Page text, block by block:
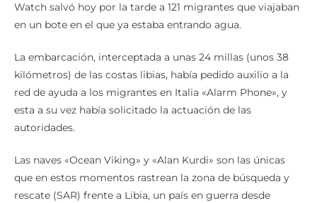
Watch salvó hoy por la tarde a 121 migrantes que viajaban
en un bote en el que ya estaba entrando agua.
La embarcación, interceptada a unas 24 millas (unos 38
kilómetros) de las costas libias, había pedido auxilio a la
red de ayuda a los migrantes en Italia «Alarm Phone», y
esta a su vez había solicitado la actuación de las
autoridades.
Las naves «Ocean Viking» y «Alan Kurdi» son las únicas
que en estos momentos rastrean la zona de búsqueda y
rescate (SAR) frente a Libia, un país en guerra desde